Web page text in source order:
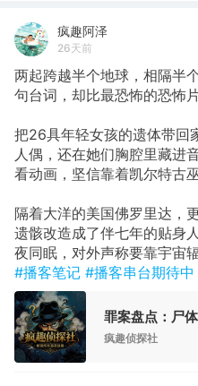
疯趣阿泽
26天前
两起跨越半个地球，相隔半
句台词，却比最恐怖的恐怖
把26具年轻女孩的遗体带回
人偶，还在她们胸腔里藏进
看动画，坚信靠着凯尔特古
隔着大洋的美国佛罗里达，
遗骸改造成了伴七年的贴身
夜同眠，对外声称要靠宇宙
#播客笔记 #播客串台期待中
罪案盘点：尸
疯趣侦探社